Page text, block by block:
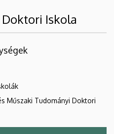
Iskola
Műszaki Tudományi Doktori